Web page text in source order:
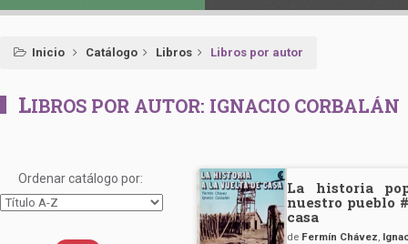
Inicio Catálogo Libros Libros por autor
LIBROS POR AUTOR: IGNACIO CORBALÁN
Ordenar catálogo por:
La historia
nuestro pueblo
casa
de Fermín Chávez,